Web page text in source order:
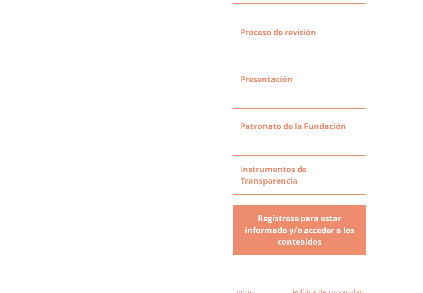
Proceso de revisión
Presentación
Patronato de la Fundación
Instrumentos de
Transparencia
Regístrese para estar
informado y/o acceder a los
contenidos